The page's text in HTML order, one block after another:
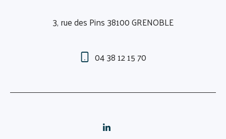
3, rue des Pins 38100 GRENOBLE
04 38 12 15 70